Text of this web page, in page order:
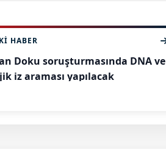
HABER
Doku soruşturmasında DNA ve
iz araması yapılacak